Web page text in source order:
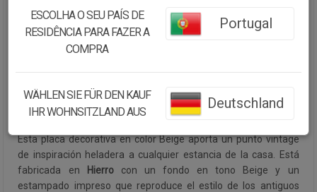
Disponibilidad:
Esta placa decorativa en color Beige aporta un punto vintage
de inspiración heladera a cualquier estancia de la casa. Está
fabricada en
Hierrocon un fondo en tono Beige y un
estampado impreso que reproduce el estilo de los antiguos
ESCOLHA O SEU PAÍS DE
RESIDÊNCIA PARA FAZER A
COMPRA
Portugal
WÄHLEN SIE FÜR DEN KAUF
IHR WOHNSITZLAND AUS
Deutschland